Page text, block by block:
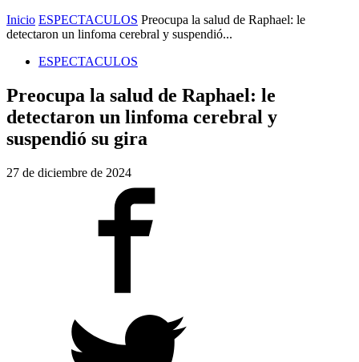
Inicio ESPECTACULOS Preocupa la salud de Raphael: le
detectaron un linfoma cerebral y suspendió...
ESPECTACULOS
Preocupa la salud de Raphael: le
detectaron un linfoma cerebral y
suspendió su gira
27 de diciembre de 2024